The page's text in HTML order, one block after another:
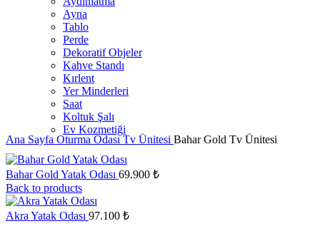
Ayna
Tablo
Perde
Dekoratif Objeler
Kahve Standı
Kırlent
Yer Minderleri
Saat
Koltuk Şalı
Ev Kozmetiği
Ana Sayfa Oturma OdasıTv Ünitesi Bahar Gold Tv Ünitesi
Bahar Gold Yatak Odası 69.900 ₺
Back to products
Akra Yatak Odası 97.100 ₺